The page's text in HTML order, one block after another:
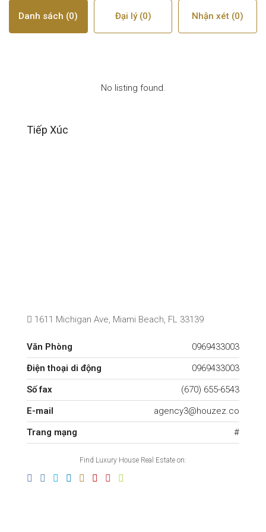
Danh sách (0) Đại lý (0) Nhận xét (0)
No listing found.
Tiếp Xúc
1611 Michigan Ave, Miami Beach, FL 33139
Văn Phòng
0969433003
Điện thoại di động
0969433003
Số fax
(670) 655-6543
E-mail
agency3@houzez.co
Trang mạng
#
Find Luxury House Real Estate on: